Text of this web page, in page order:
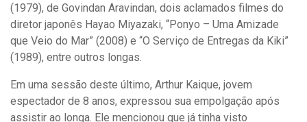
(1979), de Govindan Aravindan, dois aclamados filmes do
diretor japonês Hayao Miyazaki, “Ponyo – Uma Amizade
que Veio do Mar” (2008) e “O Serviço de Entregas da Kiki”
(1989), entre outros longas.
Em uma sessão deste último, Arthur Kaique, jovem
espectador de 8 anos, expressou sua empolgação após
assistir ao longa. Ele mencionou que já tinha visto